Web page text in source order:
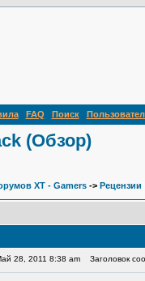
FAQ Поиск
(Обзор)
XT - Gamers -> Рецензии
28, 2011 8:38 am Заголовок